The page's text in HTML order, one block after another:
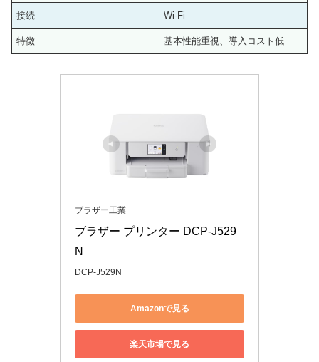
接続 Wi-Fi
特徴 基本性能重視、導入コスト低
ブラザー工業
ブラザー プリンター DCP-J529
N
DCP-J529N
Amazonで見る
楽天市場で見る